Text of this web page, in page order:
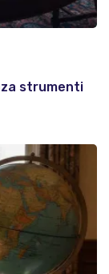
strumenti